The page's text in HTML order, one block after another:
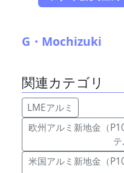
G・Mochizuki
関連カテゴリ
LMEアルミ
欧州アルミ新地金（
テ
米国アルミ新地金（